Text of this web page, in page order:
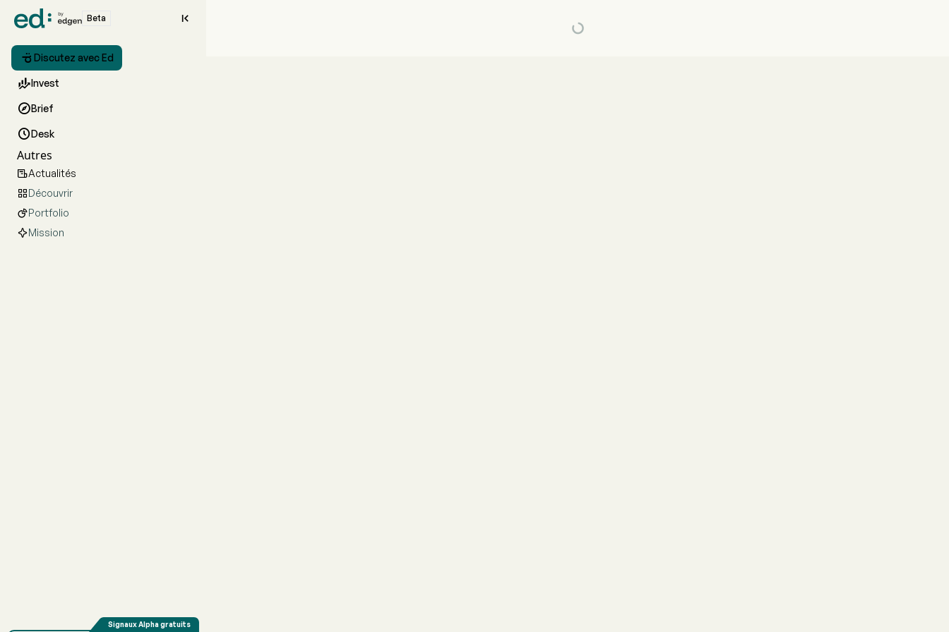
Beta 
 Discutez avec Ed
Invest
Brief
Desk
Autres
Actualités
Découvrir
Portfolio
Mission